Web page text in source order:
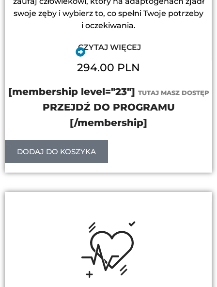
swoje zęby i wybierz to, co spełni Twoje potrzeby
i oczekiwania.
CZYTAJ WIĘCEJ
294.00 PLN
[membership level="23"] TUTAJ MASZ DOSTĘP
PRZEJDŹ DO PROGRAMU
[/membership]
DODAJ DO KOSZYKA